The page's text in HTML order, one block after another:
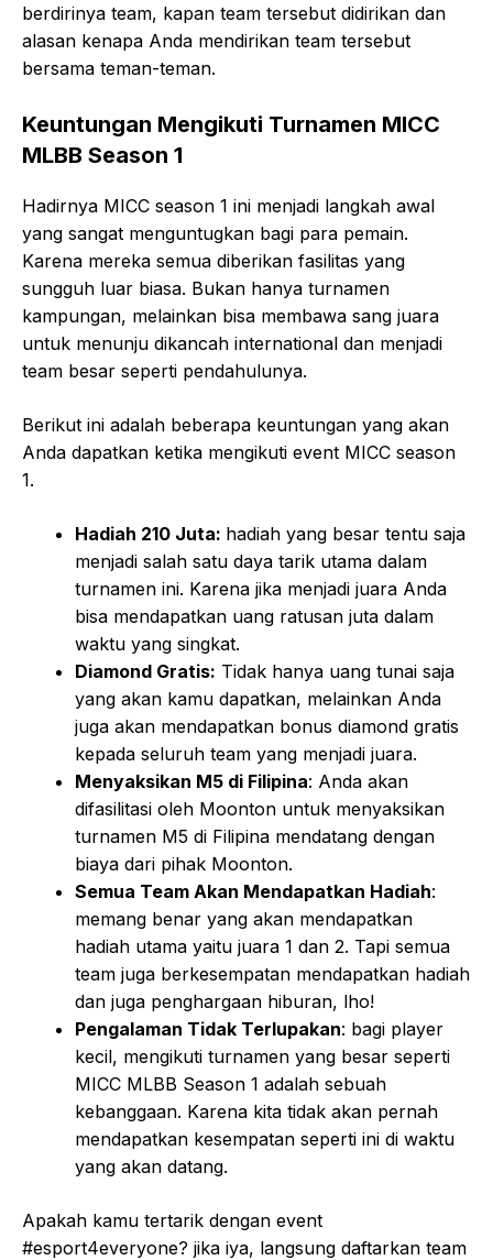
berdirinya team, kapan team tersebut didirikan dan
alasan kenapa Anda mendirikan team tersebut
bersama teman-teman.
Keuntungan Mengikuti Turnamen MICC
MLBB Season 1
Hadirnya MICC season 1 ini menjadi langkah awal
yang sangat menguntugkan bagi para pemain.
Karena mereka semua diberikan fasilitas yang
sungguh luar biasa. Bukan hanya turnamen
kampungan, melainkan bisa membawa sang juara
untuk menunju dikancah international dan menjadi
team besar seperti pendahulunya.
Berikut ini adalah beberapa keuntungan yang akan
Anda dapatkan ketika mengikuti event MICC season
1.
Hadiah 210 Juta: hadiah yang besar tentu saja
menjadi salah satu daya tarik utama dalam
turnamen ini. Karena jika menjadi juara Anda
bisa mendapatkan uang ratusan juta dalam
waktu yang singkat.
Diamond Gratis: Tidak hanya uang tunai saja
yang akan kamu dapatkan, melainkan Anda
juga akan mendapatkan bonus diamond gratis
kepada seluruh team yang menjadi juara.
Menyaksikan M5 di Filipina: Anda akan
difasilitasi oleh Moonton untuk menyaksikan
turnamen M5 di Filipina mendatang dengan
biaya dari pihak Moonton.
Semua Team Akan Mendapatkan Hadiah:
memang benar yang akan mendapatkan
hadiah utama yaitu juara 1 dan 2. Tapi semua
team juga berkesempatan mendapatkan hadiah
dan juga penghargaan hiburan, lho!
Pengalaman Tidak Terlupakan: bagi player
kecil, mengikuti turnamen yang besar seperti
MICC MLBB Season 1 adalah sebuah
kebanggaan. Karena kita tidak akan pernah
mendapatkan kesempatan seperti ini di waktu
yang akan datang.
Apakah kamu tertarik dengan event
#esport4everyone? jika iya, langsung daftarkan team